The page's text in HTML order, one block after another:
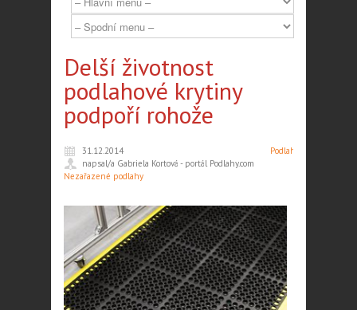
Delší životnost
podlahové krytiny
podpoří rohože
31.12.2014
napsal/a Gabriela Kortová - portál Podlahy.com
Podlahy
Nezařazené podlahy